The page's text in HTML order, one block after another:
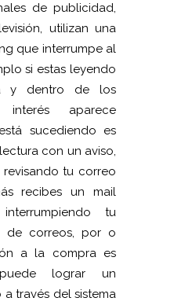
de publicidad,
utilizan una
que interrumpe al
si estas leyendo
y dentro de los
aparece
sucediendo es
con un aviso,
revisando tu correo
recibes un mail
tu
de correos, por o
a la compra es
lograr un
través del sistema